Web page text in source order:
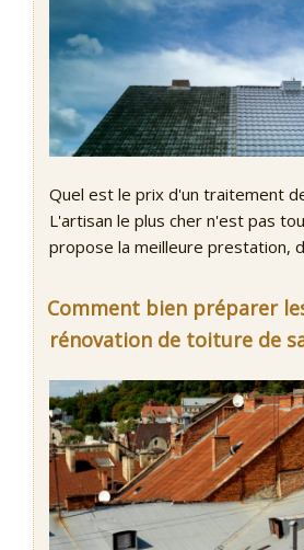
Quel est le prix d'un traitement
L'artisan le plus cher n'est pas
propose la meilleure prestation,
Comment bien préparer
rénovation de toiture de